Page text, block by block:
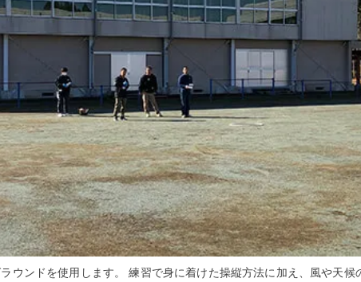
ウンドを使用します。 練習で身に着けた操縦方法に加え、風や天候